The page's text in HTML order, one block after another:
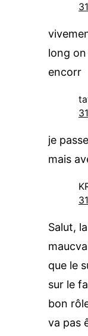
long
encorr
je
mais
Salut,
que le
sur le
bon
va pas